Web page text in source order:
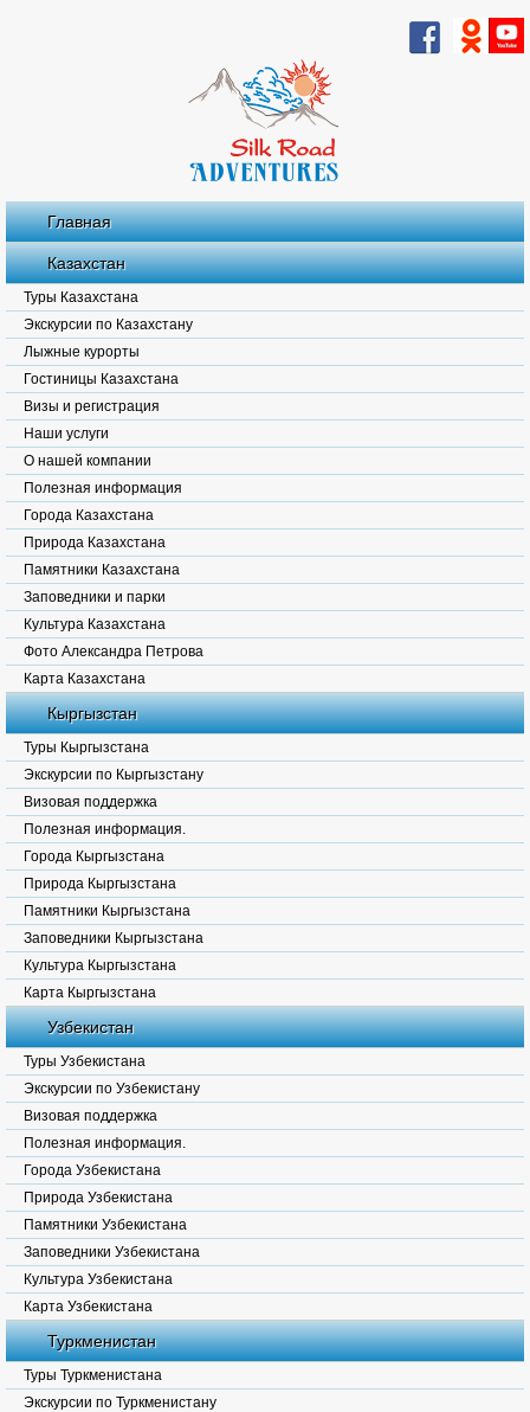
Главная
Казахстан
Туры Казахстана
Экскурсии по Казахстану
Лыжные курорты
Гостиницы Казахстана
Визы и регистрация
Наши услуги
О нашей компании
Полезная информация
Города Казахстана
Природа Казахстана
Памятники Казахстана
Заповедники и парки
Культура Казахстана
Фото Александра Петрова
Карта Казахстана
Кыргызстан
Туры Кыргызстана
Экскурсии по Кыргызстану
Визовая поддержка
Полезная информация.
Города Кыргызстана
Природа Кыргызстана
Памятники Кыргызстана
Заповедники Кыргызстана
Культура Кыргызстана
Карта Кыргызстана
Узбекистан
Туры Узбекистана
Экскурсии по Узбекистану
Визовая поддержка
Полезная информация.
Города Узбекистана
Природа Узбекистана
Памятники Узбекистана
Заповедники Узбекистана
Культура Узбекистана
Карта Узбекистана
Туркменистан
Туры Туркменистана
Экскурсии по Туркменистану